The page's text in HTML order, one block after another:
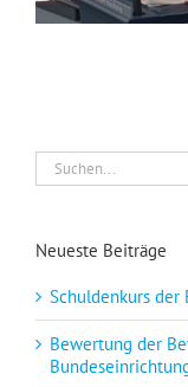
Suche
nach:
Neueste Beiträge
Schuldenkurs der
Bewertung der